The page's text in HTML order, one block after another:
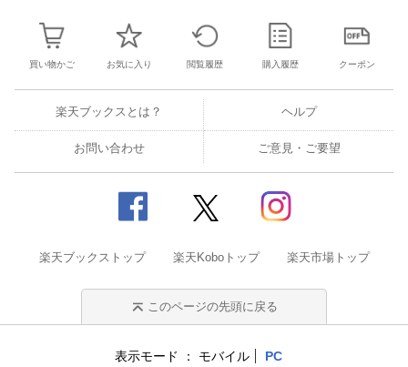
別編 本誌「記事ucode」の使い方
買い物かご お気に入り 閲覧履歴 購入履歴 クーポン
楽天ブックスとは？ ヘルプ
お問い合わせ ご意見・ご要望
楽天ブックストップ 楽天Koboトップ 楽天市場トップ
このページの先頭に戻る
表示モード モバイル PC